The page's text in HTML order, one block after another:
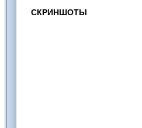
СКРИНШОТЫ